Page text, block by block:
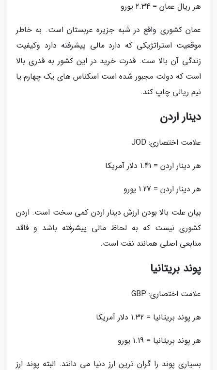
هر ریال عمان = 2.34 یورو
عمان کشوری واقع در شبه جزیره عربستان است. به خاطر
موقعیت استراتژیکی که دارد مالی پیشرفته دارد وکیفیت
زندگی آن بالا ست. قدرت خرید در این کشور به قدری بالا
است که دولت مجبور شده است اسکناس های یک چهارم یا
نیم ریالی چاپ کند.
دینار اردن
علامت اختصاری: JOD
هر دینار اردن = 1.41 دلار آمریکا
هر دینار اردن = 1.27 یورو
بیان علت بالا بودن ارزش دینار اردن کمی سخت است. اردن
کشوری نیست که به لحاظ مالی پیشرفته باشد و فاقد
منابعی اصلی همانند نفت است.
پوند بریتانیا
علامت اختصاری: GBP
هر پوند بریتانیا = 1.32 دلار آمریکا
هر پوند بریتانیا = 1.19 یورو
بسیاری پوند را گران ترین ارز دنیا می دانند. البته پوند ارز